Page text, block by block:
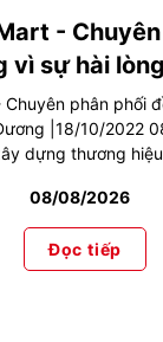
-
vì sự hài
phân phối
|18/10/2022
dựng thương
08/08/2026
Đọc tiếp